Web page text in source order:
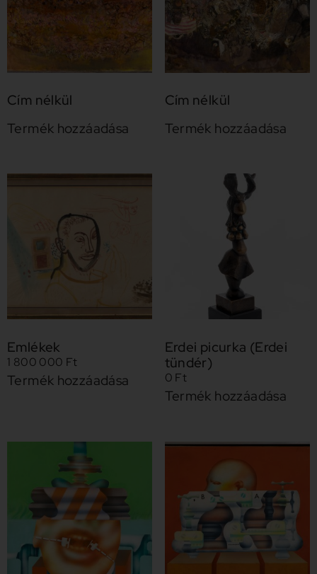
Cím nélkül
Termék hozzáadása
Cím nélkül
Termék hozzáadása
Emlékek
1 800 000 Ft
Termék hozzáadása
Erdei picurka (Erdei
tündér)
0 Ft
Termék hozzáadása